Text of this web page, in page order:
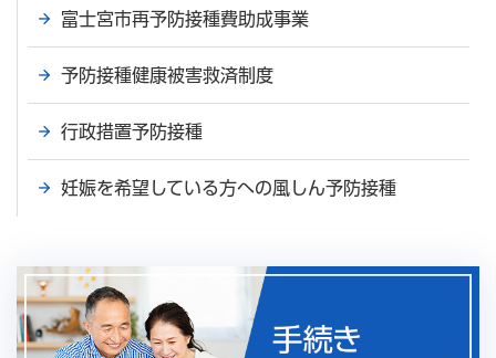
富士宮市再予防接種費助成事業
予防接種健康被害救済制度
行政措置予防接種
妊娠を希望している方への風しん予防接種